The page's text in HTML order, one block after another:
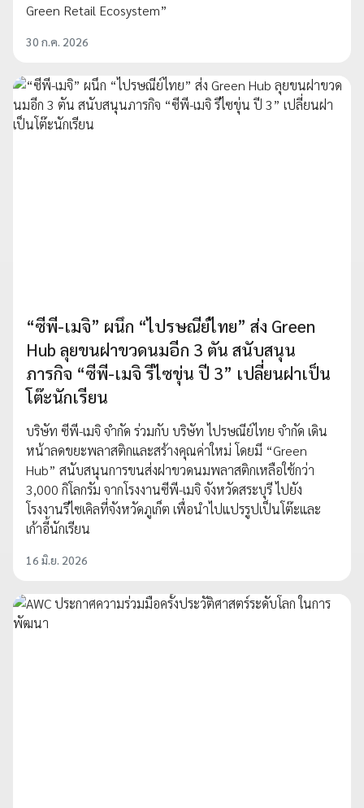
Green Retail Ecosystem”
30 ก.ค. 2026
“ซีพี-เมจิ” ผนึก “ไปรษณีย์ไทย” ส่ง Green
Hub ลุยขนฝาขวดนมอีก 3 ตัน สนับสนุน
ภารกิจ “ซีพี-เมจิ รีไซขุ่น ปี 3” เปลี่ยนฝาเป็น
โต๊ะนักเรียน
บริษัท ซีพี-เมจิ จำกัด ร่วมกับ บริษัท ไปรษณีย์ไทย จำกัด เดิน
หน้าลดขยะพลาสติกและสร้างคุณค่าใหม่ โดยมี “Green
Hub” สนับสนุนการขนส่งฝาขวดนมพลาสติกเหลือใช้กว่า
3,000 กิโลกรัม จากโรงงานซีพี-เมจิ จังหวัดสระบุรี ไปยัง
โรงงานรีไซเคิลที่จังหวัดภูเก็ต เพื่อนำไปแปรรูปเป็นโต๊ะและ
เก้าอี้นักเรียน
16 มิ.ย. 2026